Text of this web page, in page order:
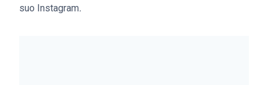
suo Instagram.